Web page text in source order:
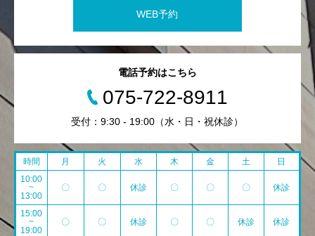
WEB予約
電話予約はこちら
075-722-8911
受付：9:30 - 19:00（水・日・祝休診）
時間 月 火 水 木 金 土
日
10:00
~
13:00
〇 〇 休診 〇 〇 〇 休診
15:00
~
19:00
〇 〇 休診 〇 〇 休診 休診